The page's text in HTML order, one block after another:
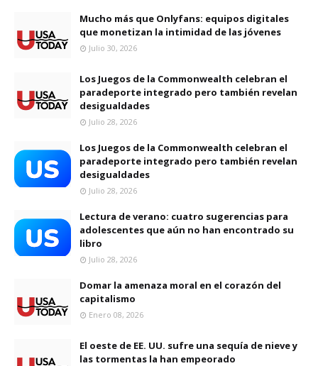
Mucho más que Onlyfans: equipos digitales
que monetizan la intimidad de las jóvenes
Julio 30, 2026
Los Juegos de la Commonwealth celebran el
paradeporte integrado pero también revelan
desigualdades
Julio 28, 2026
Los Juegos de la Commonwealth celebran el
paradeporte integrado pero también revelan
desigualdades
Julio 28, 2026
Lectura de verano: cuatro sugerencias para
adolescentes que aún no han encontrado su
libro
Julio 28, 2026
Domar la amenaza moral en el corazón del
capitalismo
Enero 08, 2026
El oeste de EE. UU. sufre una sequía de nieve y
las tormentas la han empeorado